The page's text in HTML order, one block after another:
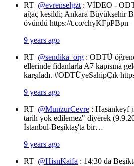
RT @evrenselgzt : VİDEO -
ağaç kesildi; Ankara Büyükşehir
övündü https://t.co/chyKFpPBpn
9 years ago
RT @sendika_org : ODTÜ
ellerinde fidanlarla A7 kapısına
karşıladı. #ODTÜyeSahipÇık
9 years ago
RT @MunzurCevre : Hasankeyf
tarih yok edilemez" diyerek
İstanbul-Beşiktaş'ta bir…
9 years ago
RT @HisnKaifa : 14:30 da